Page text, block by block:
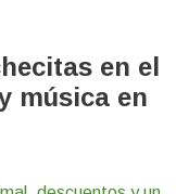
en el
música en